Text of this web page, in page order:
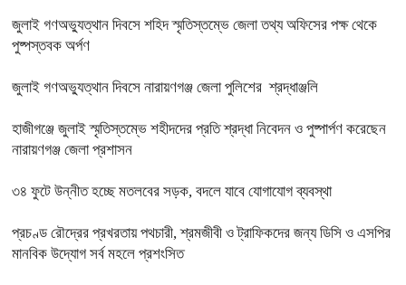
জুলাই গণঅভ্যুত্থান দিবসে শহিদ স্মৃতিস্তম্ভে জেলা তথ্য অফিসের পক্ষ থেকে
পুষ্পস্তবক অর্পণ
জুলাই গণঅভ্যুত্থান দিবসে নারায়ণগঞ্জ জেলা পুলিশের শ্রদ্ধাঞ্জলি
হাজীগঞ্জে জুলাই স্মৃতিস্তম্ভে শহীদদের প্রতি শ্রদ্ধা নিবেদন ও পুষ্পার্পণ করেছেন
নারায়ণগঞ্জ জেলা প্রশাসন
৩৪ ফুটে উন্নীত হচ্ছে মতলবের সড়ক, বদলে যাবে যোগাযোগ ব্যবস্থা
প্রচণ্ড রৌদ্রের প্রখরতায় পথচারী, শ্রমজীবী ও ট্রাফিকদের জন্য ডিসি ও এসপির
মানবিক উদ্যোগ সর্ব মহলে প্রশংসিত